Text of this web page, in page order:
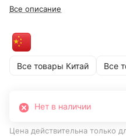
Все описание
Все товары Китай Все
Нет в наличии
Цена действительна только